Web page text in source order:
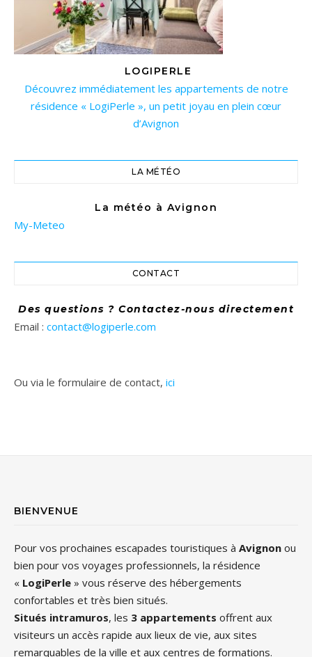
LOGIPERLE
Découvrez immédiatement les appartements de notre
résidence « LogiPerle », un petit joyau en plein cœur
d’Avignon
LA MÉTÉO
La météo à Avignon
My-Meteo
CONTACT
Des questions ? Contactez-nous directement
Email : contact@logiperle.com
Ou via le formulaire de contact, ici
BIENVENUE
Pour vos prochaines escapades touristiques à Avignon ou
bien pour vos voyages professionnels, la résidence
« LogiPerle » vous réserve des hébergements
confortables et très bien situés.
Situés intramuros, les 3 appartements offrent aux
visiteurs un accès rapide aux lieux de vie, aux sites
remarquables de la ville et aux centres de formations.